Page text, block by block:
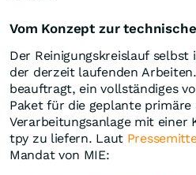
Vom Konzept zur
Der Reinigungskreislauf selbst
der derzeit laufenden
beauftragt, ein vollständiges
Paket für die geplante primäre
Verarbeitungsanlage mit einer
tpy zu liefern. Laut
Mandat von MIE: